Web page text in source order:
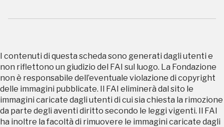
I contenuti di questa scheda sono generati dagli utenti e
non riflettono un giudizio del FAI sul luogo. La Fondazione
non è responsabile dell’eventuale violazione di copyright
delle immagini pubblicate. Il FAI eliminerà dal sito le
immagini caricate dagli utenti di cui sia chiesta la rimozione
da parte degli aventi diritto secondo le leggi vigenti. Il FAI
ha inoltre la facoltà di rimuovere le immagini caricate dagli
REGISTRATI
Regalati 365 giorni di arte e cultura nell'Italia
più bella, risparmiando.